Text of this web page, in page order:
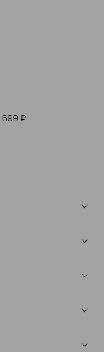
699 ₽